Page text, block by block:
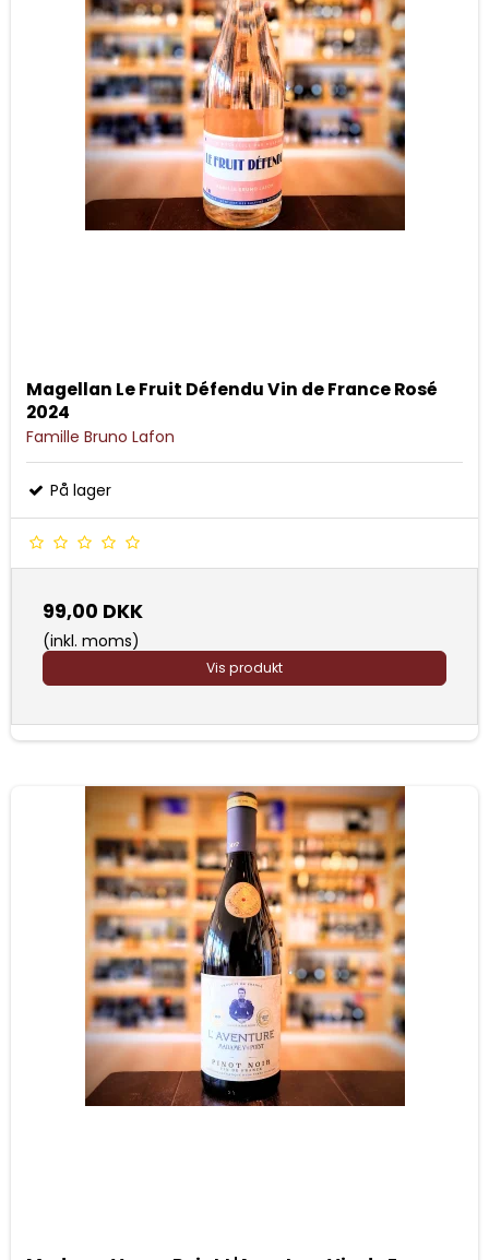
Magellan Le Fruit Défendu Vin de France Rosé
2024
Famille Bruno Lafon
På lager
99,00 DKK
(inkl. moms)
Vis produkt